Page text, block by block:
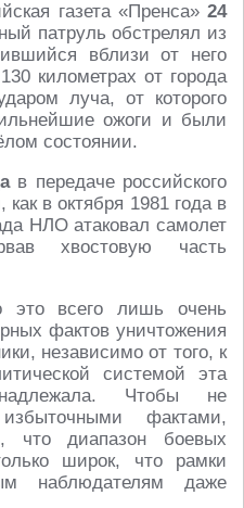
газета «Пренса» 24
патруль обстрелял из
вблизи от него
километрах от города
луча, от которого
ожоги и были
состоянии.
в передаче российского
в октября 1981 года в
НЛО атаковал самолет
хвостовую часть
это всего лишь очень
фактов уничтожения
независимо от того, к
системой эта
Чтобы не
фактами,
что диапазон боевых
широк, что рамки
наблюдателям даже